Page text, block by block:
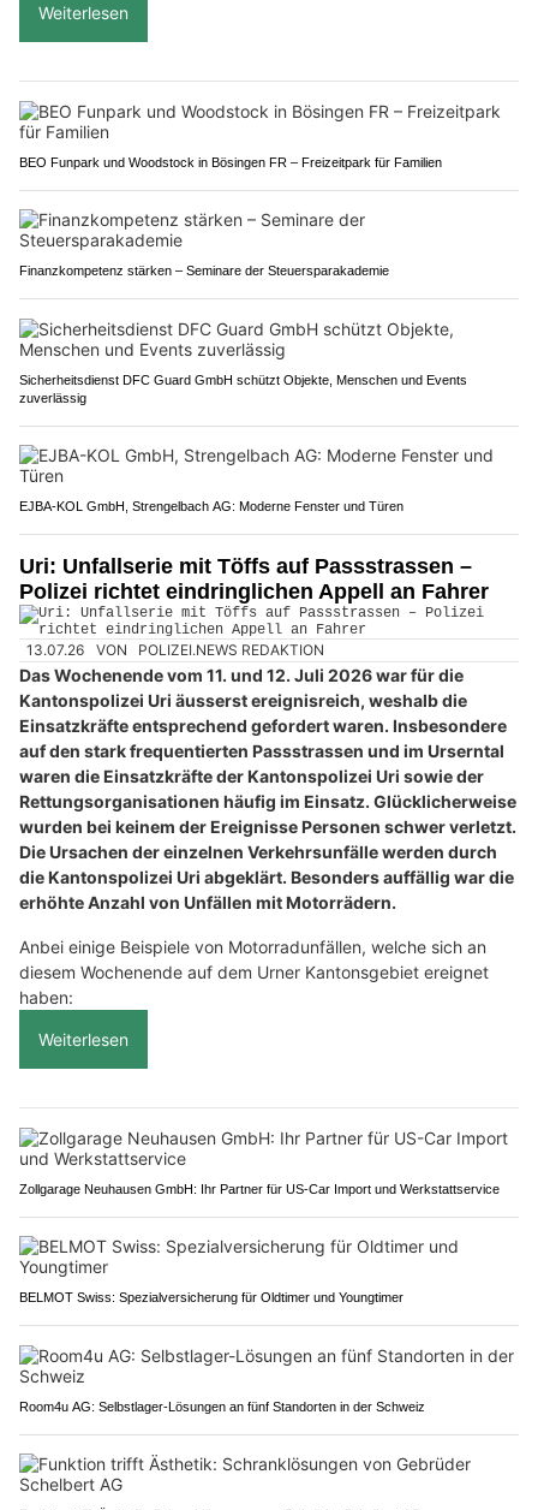
Weiterlesen
BEO Funpark und Woodstock in Bösingen FR – Freizeitpark für Familien
Finanzkompetenz stärken – Seminare der Steuersparakademie
Sicherheitsdienst DFC Guard GmbH schützt Objekte, Menschen und Events
zuverlässig
EJBA-KOL GmbH, Strengelbach AG: Moderne Fenster und Türen
Uri: Unfallserie mit Töffs auf Passstrassen –
Polizei richtet eindringlichen Appell an Fahrer
13.07.26 VON POLIZEI.NEWS REDAKTION
Das Wochenende vom 11. und 12. Juli 2026 war für die
Kantonspolizei Uri äusserst ereignisreich, weshalb die
Einsatzkräfte entsprechend gefordert waren. Insbesondere
auf den stark frequentierten Passstrassen und im Urserntal
waren die Einsatzkräfte der Kantonspolizei Uri sowie der
Rettungsorganisationen häufig im Einsatz. Glücklicherweise
wurden bei keinem der Ereignisse Personen schwer verletzt.
Die Ursachen der einzelnen Verkehrsunfälle werden durch
die Kantonspolizei Uri abgeklärt. Besonders auffällig war die
erhöhte Anzahl von Unfällen mit Motorrädern.
Anbei einige Beispiele von Motorradunfällen, welche sich an
diesem Wochenende auf dem Urner Kantonsgebiet ereignet
haben:
Weiterlesen
Zollgarage Neuhausen GmbH: Ihr Partner für US-Car Import und Werkstattservice
BELMOT Swiss: Spezialversicherung für Oldtimer und Youngtimer
Room4u AG: Selbstlager-Lösungen an fünf Standorten in der Schweiz